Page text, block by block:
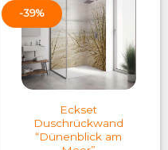
-39%
Eckset
Duschrückwand
“Dünenblick am